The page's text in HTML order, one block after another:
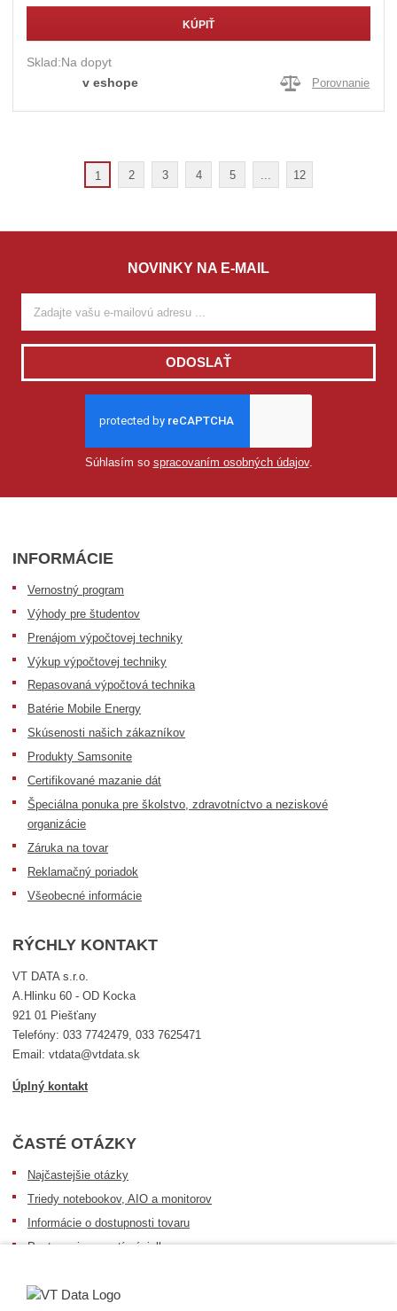
KÚPIŤ
Sklad:Na dopyt
v eshope
Porovnanie
1 2 3 4 5 12
NOVINKY NA E-MAIL
ODOSLAŤ
Súhlasím so spracovaním osobných údajov.
INFORMÁCIE
Vernostný program
Výhody pre študentov
Prenájom výpočtovej techniky
Výkup výpočtovej techniky
Repasovaná výpočtová technika
Batérie Mobile Energy
Skúsenosti našich zákazníkov
Produkty Samsonite
Certifikované mazanie dát
Špeciálna ponuka pre školstvo, zdravotníctvo a neziskové
organizácie
Záruka na tovar
Reklamačný poriadok
Všeobecné informácie
RÝCHLY KONTAKT
VT DATA s.r.o.
A.Hlinku 60 - OD Kocka
921 01 Piešťany
Telefóny: 033 7742479, 033 7625471
Email: vtdata@vtdata.sk
Úplný kontakt
ČASTÉ OTÁZKY
Najčastejšie otázky
Triedy notebookov, AIO a monitorov
Informácie o dostupnosti tovaru
Postup pri prevzatí zásielky
Sledovanie zásielok